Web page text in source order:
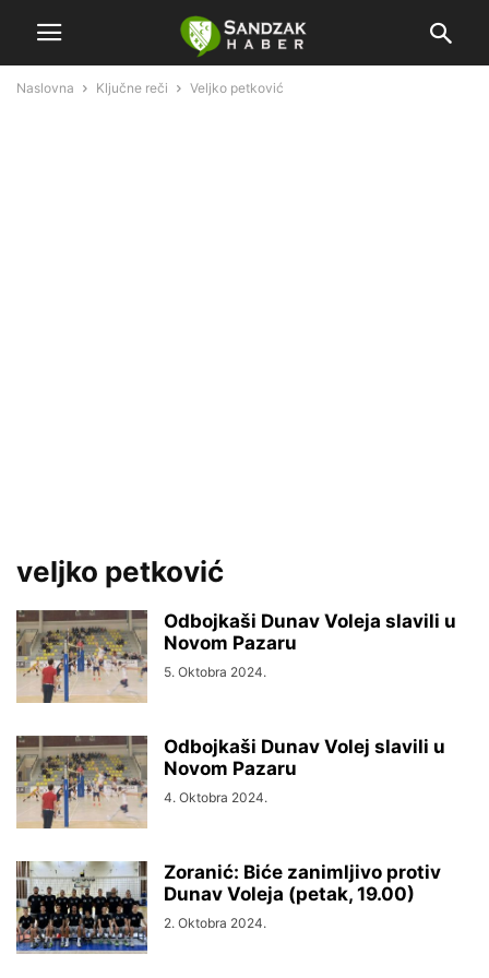
Naslovna Ključne reči Veljko petković
veljko petković
Odbojkaši Dunav Voleja slavili u
Novom Pazaru
5. Oktobra 2024.
Odbojkaši Dunav Volej slavili u
Novom Pazaru
4. Oktobra 2024.
Zoranić: Biće zanimljivo protiv
Dunav Voleja (petak, 19.00)
2. Oktobra 2024.